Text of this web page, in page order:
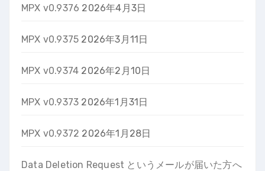
MPX v0.9376 2026年4月3日
MPX v0.9375 2026年3月11日
MPX v0.9374 2026年2月10日
MPX v0.9373 2026年1月31日
MPX v0.9372 2026年1月28日
Data Deletion Request というメールが届いた方へ